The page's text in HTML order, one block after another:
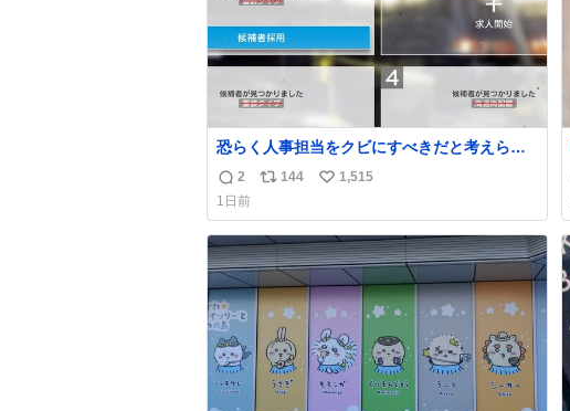
恐らく人事担当をクビにすべきだと考えられ
るが‥‥‥
返
信
数
2
リ
ス
ト
144
い
ね
数
1,515
1日前